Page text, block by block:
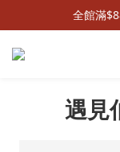
全館滿
遇見